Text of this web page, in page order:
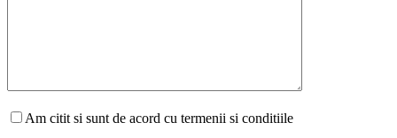
Am citit si sunt de acord cu termenii si conditiile